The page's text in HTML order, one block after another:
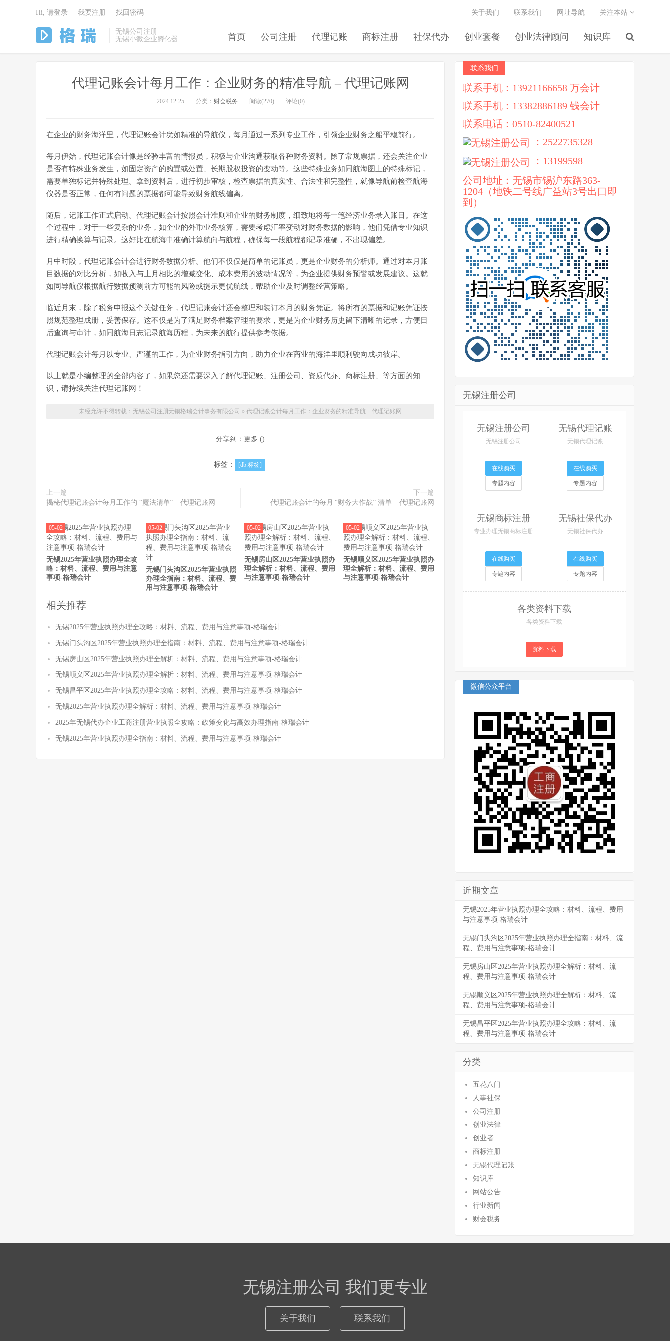
无锡公司注册
无锡小微企业孵化器
首页 公司注册 代理记账 商标注册 社保代办 创业套餐 创业法律顾问 知识库
关于我们 联系我们 网址导航 关注本站
Hi, 请登录 我要注册 找回密码
代理记账会计每月工作：企业财务的精准导航 – 代理记账网
2024-12-25 分类： 财会税务 阅读(270) 评论(0)
在企业的财务海洋里，代理记账会计犹如精准的导航仪，每月通过一系列专业工作，引领企业财务之船平稳前行。
每月伊始，代理记账会计像是经验丰富的情报员，积极与企业沟通获取各种财务资料。除了常规票据，还会关注企业
是否有特殊业务发生，如固定资产的购置或处置、长期股权投资的变动等。这些特殊业务如同航海图上的特殊标记，
需要单独标记并特殊处理。拿到资料后，进行初步审核，检查票据的真实性、合法性和完整性，就像导航前检查航海
仪器是否正常，任何有问题的票据都可能导致财务航线偏离。
随后，记账工作正式启动。代理记账会计按照会计准则和企业的财务制度，细致地将每一笔经济业务录入账目。在这
个过程中，对于一些复杂的业务，如企业的外币业务核算，需要考虑汇率变动对财务数据的影响，他们凭借专业知识
进行精确换算与记录。这好比在航海中准确计算航向与航程，确保每一段航程都记录准确，不出现偏差。
月中时段，代理记账会计会进行财务数据分析。他们不仅仅是简单的记账员，更是企业财务的分析师。通过对本月账
目数据的对比分析，如收入与上月相比的增减变化、成本费用的波动情况等，为企业提供财务预警或发展建议。这就
如同导航仪根据航行数据预测前方可能的风险或提示更优航线，帮助企业及时调整经营策略。
临近月末，除了税务申报这个关键任务，代理记账会计还会整理和装订本月的财务凭证。将所有的票据和记账凭证按
照规范整理成册，妥善保存。这不仅是为了满足财务档案管理的要求，更是为企业财务历史留下清晰的记录，方便日
后查询与审计，如同航海日志记录航海历程，为未来的航行提供参考依据。
代理记账会计每月以专业、严谨的工作，为企业财务指引方向，助力企业在商业的海洋里顺利驶向成功彼岸。
以上就是小编整理的全部内容了，如果您还需要深入了解代理记账、注册公司、资质代办、商标注册、等方面的知
识，请持续关注代理记账网！
未经允许不得转载：无锡公司注册无锡格瑞会计事务有限公司 » 代理记账会计每月工作：企业财务的精准导航 – 代理记账网
分享到： 更多 ()
标签： [db:标签]
上一篇
揭秘代理记账会计每月工作的 “魔法清单” – 代理记账网
下一篇
代理记账会计的每月 “财务大作战” 清单 – 代理记账网
无锡2025年营业执照办理全攻
略：材料、流程、费用与注意
事项-格瑞会计
05-02
无锡门头沟区2025年营业执照
办理全指南：材料、流程、费
用与注意事项-格瑞会计
05-02
无锡房山区2025年营业执照办
理全解析：材料、流程、费用
与注意事项-格瑞会计
05-02
无锡顺义区2025年营业执照办
理全解析：材料、流程、费用
与注意事项-格瑞会计
05-02
相关推荐
无锡2025年营业执照办理全攻略：材料、流程、费用与注意事项-格瑞会计
无锡门头沟区2025年营业执照办理全指南：材料、流程、费用与注意事项-格瑞会计
无锡房山区2025年营业执照办理全解析：材料、流程、费用与注意事项-格瑞会计
无锡顺义区2025年营业执照办理全解析：材料、流程、费用与注意事项-格瑞会计
无锡昌平区2025年营业执照办理全攻略：材料、流程、费用与注意事项-格瑞会计
无锡2025年营业执照办理全解析：材料、流程、费用与注意事项-格瑞会计
2025年无锡代办企业工商注册营业执照全攻略：政策变化与高效办理指南-格瑞会计
无锡2025年营业执照办理全指南：材料、流程、费用与注意事项-格瑞会计
联系我们
联系手机：13921166658 万会计
联系手机：13382886189 钱会计
联系电话：0510-82400521
：2522735328
：13199598
公司地址：无锡市锡沪东路363-
1204（地铁二号线广益站3号出口即
到）
无锡注册公司
无锡注册公司
无锡注册公司
在线购买
专题内容
无锡代理记账
无锡代理记账
在线购买
专题内容
无锡商标注册
专业办理无锡商标注册
在线购买
专题内容
无锡社保代办
无锡社保代办
在线购买
专题内容
各类资料下载
各类资料下载
资料下载
微信公众平台
近期文章
无锡2025年营业执照办理全攻略：材料、流程、费用
与注意事项-格瑞会计
无锡门头沟区2025年营业执照办理全指南：材料、流
程、费用与注意事项-格瑞会计
无锡房山区2025年营业执照办理全解析：材料、流
程、费用与注意事项-格瑞会计
无锡顺义区2025年营业执照办理全解析：材料、流
程、费用与注意事项-格瑞会计
无锡昌平区2025年营业执照办理全攻略：材料、流
程、费用与注意事项-格瑞会计
分类
五花八门
人事社保
公司注册
创业法律
创业者
商标注册
无锡代理记账
知识库
网站公告
行业新闻
财会税务
无锡注册公司 我们更专业
关于我们 联系我们